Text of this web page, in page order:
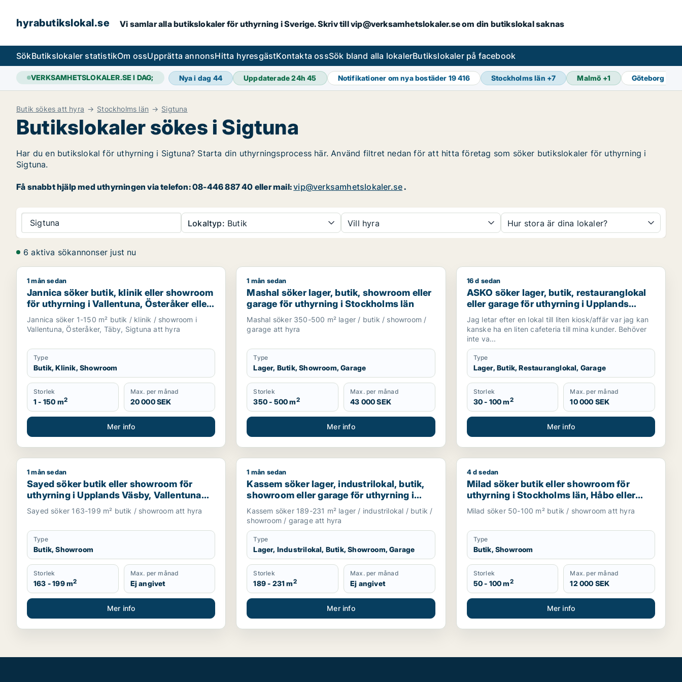
hyrabutikslokal.se Vi samlar alla butikslokaler för uthyrning i Sverige. Skriv till vip@verksamhetslokaler.se om din butikslokal saknas
SökButikslokaler statistikOm ossUpprätta annonsHitta hyresgästKontakta ossSök bland alla lokalerButikslokaler på facebook
VERKSAMHETSLOKALER.SE I DAG; Nya i dag 44 Uppdaterade 24h45 Notifikationer om nya bostäder 19 416 Stockholms län +7 Malmö +1 Göteborg
Butik sökes att hyra Stockholms län Sigtuna
Butikslokaler sökes i Sigtuna
Har du en butikslokal för uthyrning i Sigtuna? Starta din uthyrningsprocess här. Använd filtret nedan för att hitta företag som söker butikslokaler för uthyrning i
Sigtuna.
Få snabbt hjälp med uthyrningen via telefon: 08-446 887 40 eller mail:vip@verksamhetslokaler.se.
Sigtuna Lokaltyp: Butik Vill hyra Hur stora är dina lokaler?
6 aktiva sökannonser just nu
Jannica söker butik, klinik eller showroom för uthyrning i Vallentuna, Österåker eller Täby m.fl.
1 mån sedan
Jannica söker butik, klinik eller showroom
för uthyrning i Vallentuna, Österåker eller
Täby m.fl.
Jannica söker 1-150 m² butik / klinik / showroom i
Vallentuna, Österåker, Täby, Sigtuna att hyra
Type
Butik, Klinik, Showroom
Storlek
1 - 150 m2
Max. per månad
20 000 SEK
Mer info
Mashal söker lager, butik, showroom eller garage för uthyrning i Stockholms län
1 mån sedan
Mashal söker lager, butik, showroom eller
garage för uthyrning i Stockholms län
Mashal söker 350-500 m² lager / butik / showroom /
garage att hyra
Type
Lager, Butik, Showroom, Garage
Storlek
350 - 500 m2
Max. per månad
43 000 SEK
Mer info
ASKO söker lager, butik, restauranglokal eller
16 d sedan
ASKO söker lager, butik, restauranglokal
eller garage för uthyrning i Upplands
Väsby, Vallentuna eller Järfälla m.fl.
Jag letar efter en lokal till liten kiosk/affär var jag kan
kanske ha en liten cafeteria till mina kunder. Behöver
inte va...
Type
Lager, Butik, Restauranglokal, Garage
Storlek
30 - 100 m2
Max. per månad
10 000 SEK
Mer info
Sayed söker butik eller showroom för uthyrning i Upplands Väsby, Vallentuna eller Upplands-Bro m.fl.
1 mån sedan
Sayed söker butik eller showroom för
uthyrning i Upplands Väsby, Vallentuna
eller Upplands-Bro m.fl.
Sayed söker 163-199 m² butik / showroom att hyra
Type
Butik, Showroom
Storlek
163 - 199 m2
Max. per månad
Ej angivet
Mer info
Kassem söker lager, industrilokal, butik, showroom eller garage för uthyrning i Upplands Väsby, Vallentuna
1 mån sedan
Kassem söker lager, industrilokal, butik,
showroom eller garage för uthyrning i
Upplands Väsby, Vallentuna eller
Upplands-Bro m.fl.
Kassem söker 189-231 m² lager / industrilokal / butik /
showroom / garage att hyra
Type
Lager, Industrilokal, Butik, Showroom, Garage
Storlek
189 - 231 m2
Max. per månad
Ej angivet
Mer info
Milad söker butik eller showroom för uthyrning i
4 d sedan
Milad söker butik eller showroom för
uthyrning i Stockholms län, Håbo eller
Knivsta
Milad söker 50-100 m² butik / showroom att hyra
Type
Butik, Showroom
Storlek
50 - 100 m2
Max. per månad
12 000 SEK
Mer info